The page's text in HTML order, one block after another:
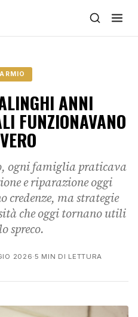
ANNI
FUNZIONAVANO
ogni famiglia praticava
e riparazione oggi
credenze, ma strategie
che oggi tornano utili
spreco.
2026·5 MIN DI LETTURA